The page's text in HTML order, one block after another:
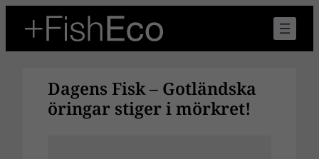
innehåll
Dagens Fisk – Gotländska
öringar stiger i mörkret!